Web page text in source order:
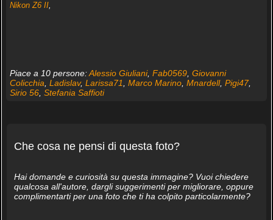
Nikon Z6 II,
Piace a 10 persone:Alessio Giuliani, Fab0569, Giovanni
Colicchia, Ladislav, Larissa71, Marco Marino, Mnardell, Pigi47,
Sirio 56, Stefania Saffioti
Che cosa ne pensi di questa foto?
Hai domande e curiosità su questa immagine? Vuoi chiedere
qualcosa all'autore, dargli suggerimenti per migliorare, oppure
complimentarti per una foto che ti ha colpito particolarmente?